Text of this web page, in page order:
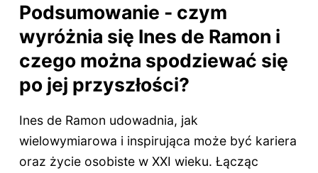
Podsumowanie - czym
wyróżnia się Ines de Ramon i
czego można spodziewać się
po jej przyszłości?
Ines de Ramon udowadnia, jak
wielowymiarowa i inspirująca może być kariera
oraz życie osobiste w XXI wieku. Łącząc